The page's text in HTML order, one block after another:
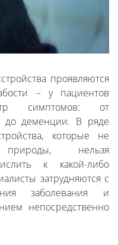
проявляются
– у пациентов
симптомов: от
до деменции. В ряде
которые не
нельзя
к какой-либо
затрудняются с
заболевания и
непосредственно